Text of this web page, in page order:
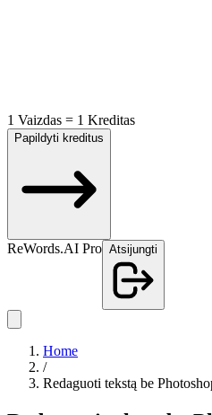
1 Vaizdas = 1 Kreditas
Papildyti kreditus
ReWords.AI Pro Atsijungti
Home
/
Redaguoti tekstą be